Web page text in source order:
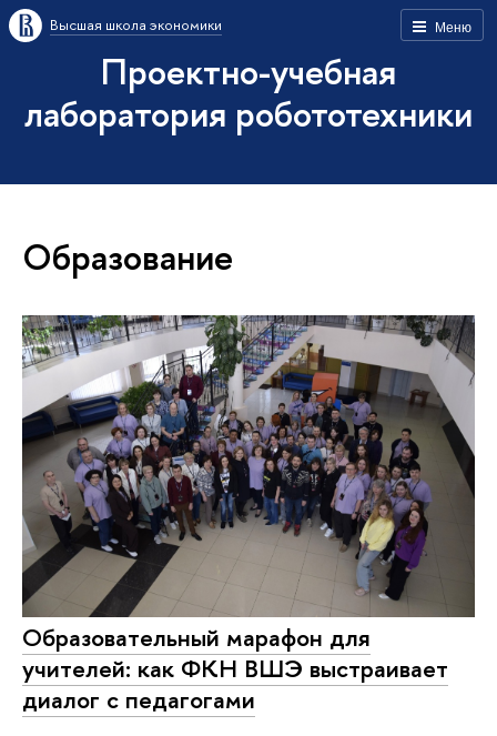
Меню
Высшая школа экономики
Проектно-учебная
лаборатория робототехники
Образование
Образовательный марафон для
учителей: как ФКН ВШЭ выстраивает
диалог с педагогами